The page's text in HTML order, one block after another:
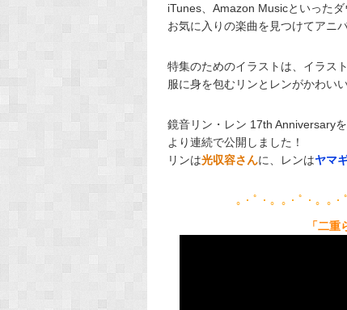
iTunes、Amazon Musicといった
お気に入りの楽曲を見つけてアニ
特集のためのイラストは、イラス
服に身を包むリンとレンがかわい
鏡音リン・レン 17th Anniversary
より連続で公開しました！
リンは光収容さんに、レンはヤマ
｡・ﾟ・。｡・ﾟ・。｡・
「二